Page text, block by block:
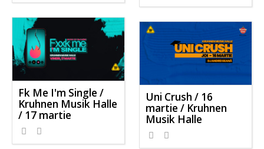
Fk Me I'm Single /
Kruhnen Musik Halle
/ 17 martie
Uni Crush / 16
martie / Kruhnen
Musik Halle